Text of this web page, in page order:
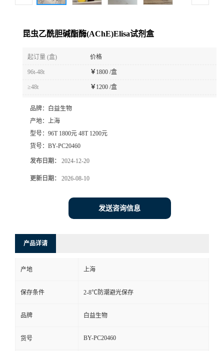
昆虫乙酰胆碱酯酶(AChE)Elisa试剂盒
起订量 (盒) 价格
96t-48t ￥ 1800 /盒
≥48t ￥ 1200 /盒
品牌：
白益生物
产地： 上海
型号： 96T 1800元 48T 1200元
货号： BY-PC20460
发布日期： 2024-12-20
更新日期： 2026-08-10
发送咨询信息
产品详请
产地 上海
保存条件 2-8℃防潮避光保存
品牌 白益生物
货号 BY-PC20460